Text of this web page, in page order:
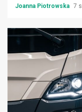
Joanna Piotrowska 7